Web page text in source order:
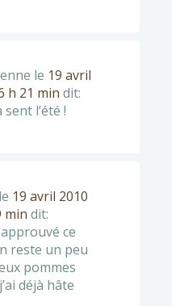
le 19 avril
h 21 min dit:
l’été !
le 19 avril 2010
min dit:
ce
reste un peu
pommes
déjà hâte